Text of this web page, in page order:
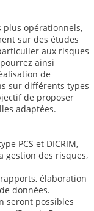
plus opérationnels,
sur des études
aux risques
ainsi
de
sur différents types
de proposer
adaptées.
PCS et DICRIM,
gestion des risques,
élaboration
données.
seront possibles